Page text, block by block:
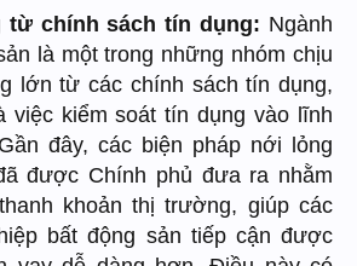
từ chính sách tín dụng: Ngành
là một trong những nhóm chịu
lớn từ các chính sách tín dụng,
việc kiểm soát tín dụng vào lĩnh
đây, các biện pháp nới lỏng
được Chính phủ đưa ra nhằm
khoản thị trường, giúp các
bất động sản tiếp cận được